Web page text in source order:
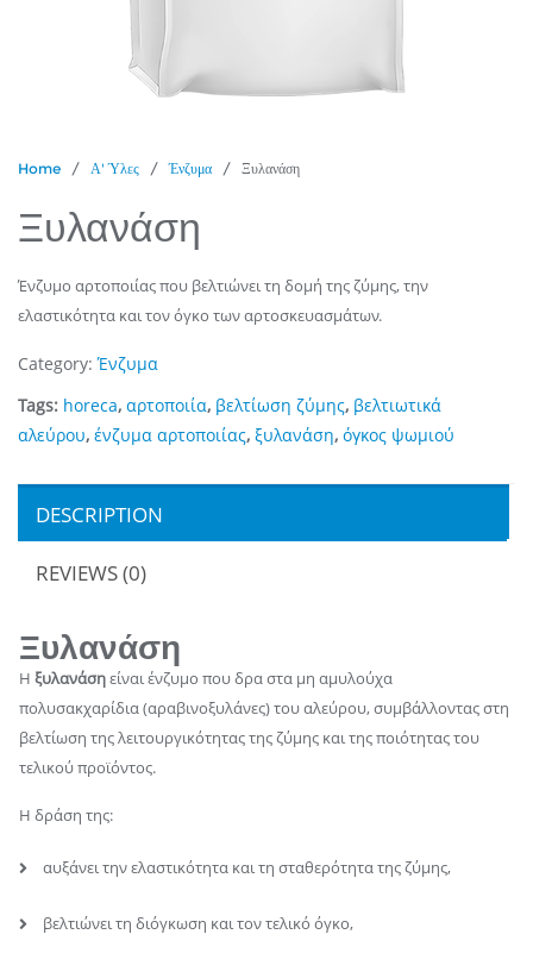
Home / Α' Ύλες /Ένζυμα / Ξυλανάση
Ξυλανάση
Ένζυμο αρτοποιίας που βελτιώνει τη δομή της ζύμης, την
ελαστικότητα και τον όγκο των αρτοσκευασμάτων.
Category:Ένζυμα
Tags: horeca, αρτοποιία, βελτίωση ζύμης, βελτιωτικά
αλεύρου, ένζυμα αρτοποιίας, ξυλανάση, όγκος ψωμιού
DESCRIPTION
REVIEWS (0)
Ξυλανάση
Η ξυλανάσηείναι ένζυμο που δρα στα μη αμυλούχα
πολυσακχαρίδια (αραβινοξυλάνες) του αλεύρου, συμβάλλοντας στη
βελτίωση της λειτουργικότητας της ζύμης και της ποιότητας του
τελικού προϊόντος.
Η δράση της:
αυξάνει την ελαστικότητα και τη σταθερότητα της ζύμης,
βελτιώνει τη διόγκωση και τον τελικό όγκο,